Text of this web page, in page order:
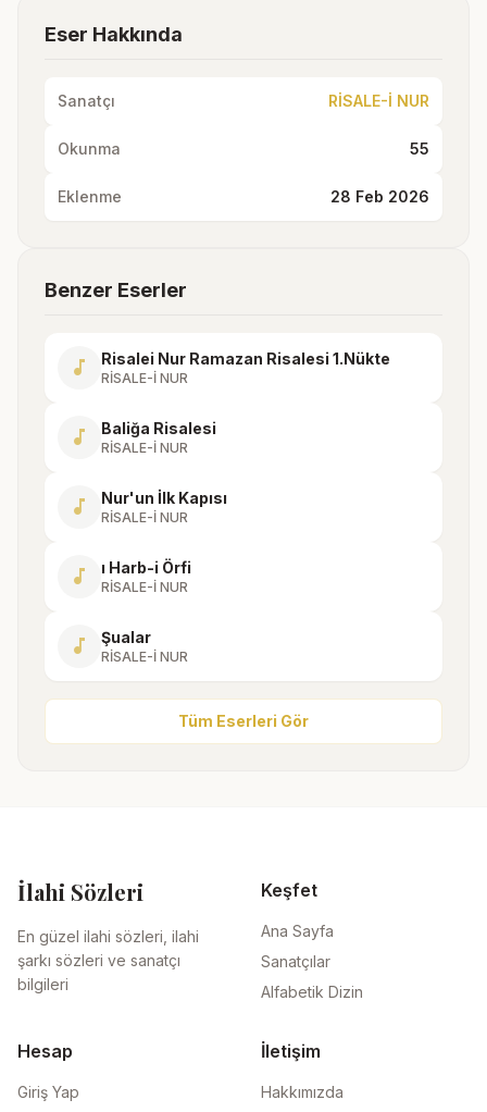
Eser Hakkında
Sanatçı RİSALE-İ NUR
Okunma 55
Eklenme 28 Feb 2026
Benzer Eserler
music_note Risalei Nur Ramazan Risalesi 1.Nükte
RİSALE-İ NUR
music_note Baliğa Risalesi
RİSALE-İ NUR
music_note Nur'un İlk Kapısı
RİSALE-İ NUR
music_note ı Harb-i Örfi
RİSALE-İ NUR
music_note Şualar
RİSALE-İ NUR
Tüm Eserleri Gör
İlahi Sözleri
En güzel ilahi sözleri, ilahi
şarkı sözleri ve sanatçı
bilgileri
Keşfet
Ana Sayfa
Sanatçılar
Alfabetik Dizin
Hesap
Giriş Yap
İletişim
Hakkımızda